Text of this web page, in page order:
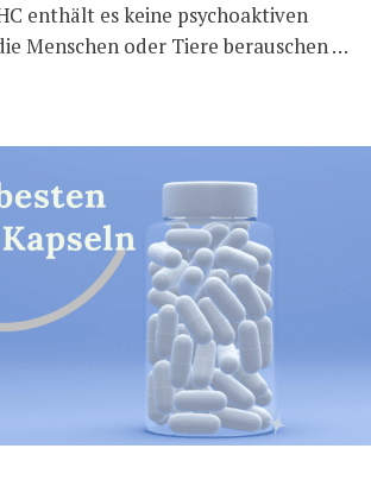
enthält es keine psychoaktiven
Menschen oder Tiere berauschen …